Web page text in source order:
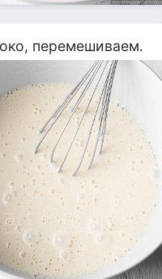
перемешиваем.